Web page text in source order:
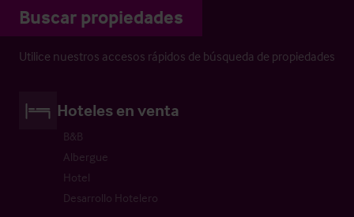
Buscar propiedades
Utilice nuestros accesos rápidos de búsqueda de propiedades
Hoteles en venta
B&B
Albergue
Hotel
Desarrollo Hotelero